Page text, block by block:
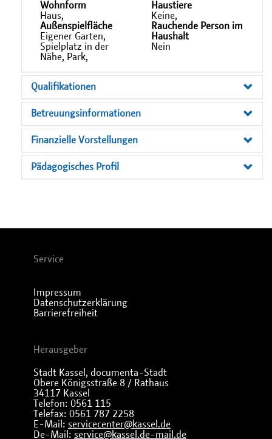
Wohnform
Haus,
Haustiere
Keine,
Außenspielfläche
Eigener Garten,
Spielplatz in der
Nähe, Park,
Rauchende Person im
Haushalt
Nein
Qualifikationen
Betreuungsinformationen
Finanzielle Vorstellungen
Pädagogisches Profil
Service
Impressum
Datenschutzerklärung
Barrierefreiheit
Herausgeber
Stadt Kassel, documenta-Stadt
Obere Königsstraße 8 / Rathaus
34117 Kassel
Telefon: 0561 115
Telefax: 0561 787 2258
E-Mail: servicecenter@kassel.de
De-Mail: service@kassel.de-mail.de